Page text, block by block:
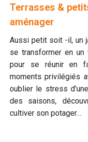
Terrasses &
aménager
Aussi petit soit -il, un
se transformer en un
pour se réunir en
moments privilégiés
oublier le stress
des saisons,
cultiver son potager…